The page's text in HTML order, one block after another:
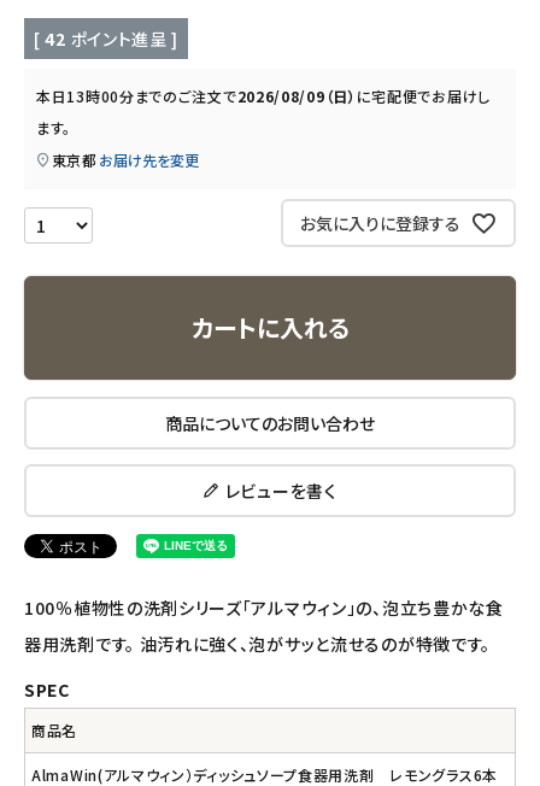
キッチン用品
ブランド
エコリュクス
エコメイト
コラム・スタッフのおすすめ
ご利用ガイド等
[ 42 ポイント進呈 ]
本日13時00分までのご注文で2026/08/09（日） に宅配便でお届けし
ます。
東京都 お届け先を変更
お気に入りに登録する
カートに入れる
商品についてのお問い合わせ
レビューを書く
100％植物性の洗剤シリーズ「アルマウィン」の、泡立ち豊かな食
器用洗剤です。 油汚れに強く、泡がサッと流せるのが特徴です。
SPEC
商品名
AlmaWin(アルマウィン）ディッシュソープ食器用洗剤 レモングラス6本